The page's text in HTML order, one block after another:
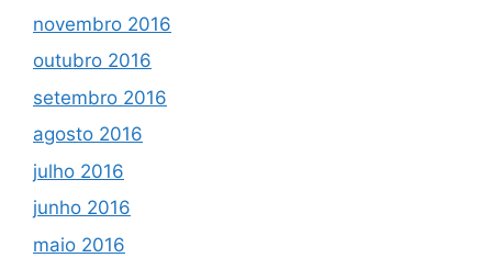
novembro 2016
outubro 2016
setembro 2016
agosto 2016
julho 2016
junho 2016
maio 2016